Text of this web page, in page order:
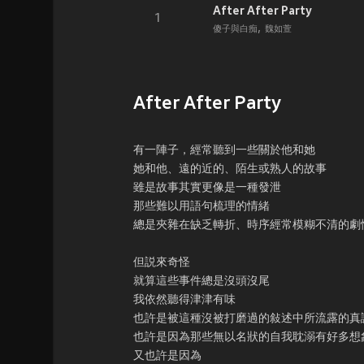
1
After After Party
傻子與白痴 魏如萱
​After After Party
有一陣子，經常聽到一些關於他和她
她和他、遠的近的、陌生或熟人的故事
雖是故事其實更像是一種發泄
那些難以用語句梳理的情緒
總是夾雜在缺乏轉折、時序經常模糊不清的劇
但説來奇怪
就算這些事件總是沒頭沒尾
我依然聽得津津有味
也許是被這種沒被打磨過的敍述中所流露的真
也許是因為那些無以名狀的自我耽溺有好多想
又也許是因為